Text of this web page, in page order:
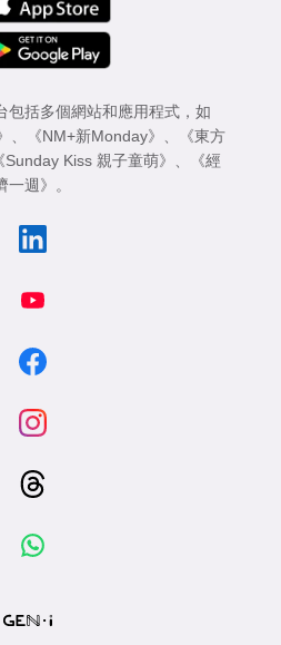
包括多個網站和應用程式，如
《NM+新Monday》
《東方
Sunday Kiss 親子童萌》
《經
一週》
。